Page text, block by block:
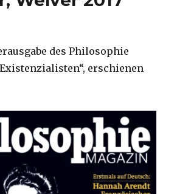
des Philosophie
erschienen